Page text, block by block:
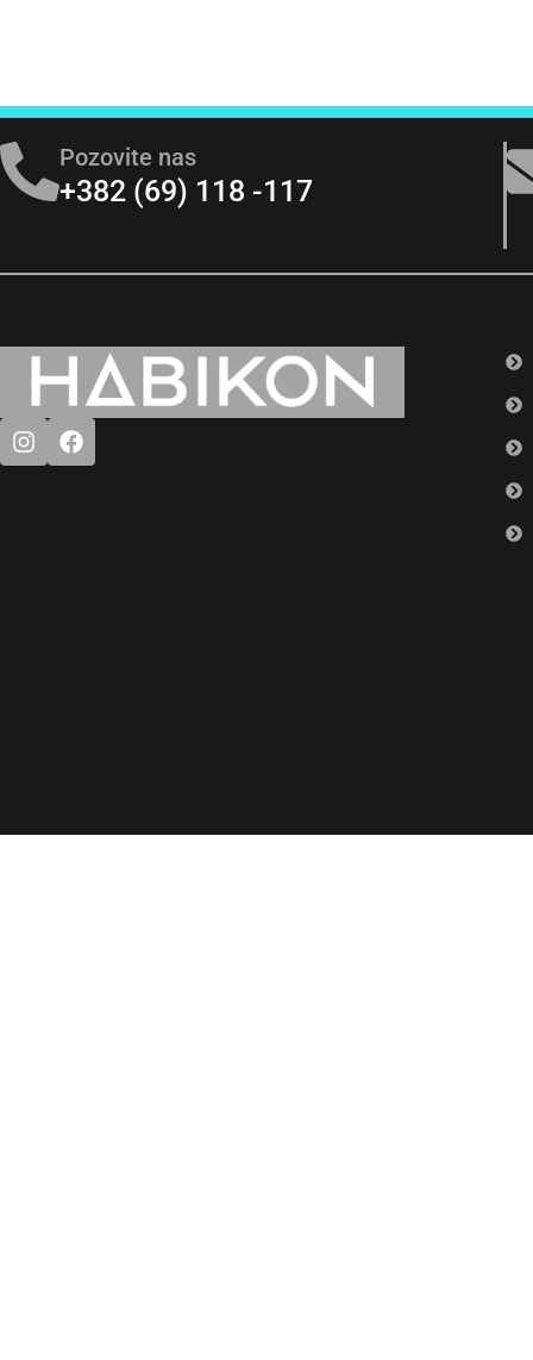
Pozovite nas
+382 (69) 118 -117